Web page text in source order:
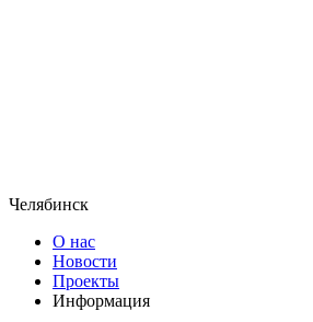
Челябинск
О нас
Новости
Проекты
Информация